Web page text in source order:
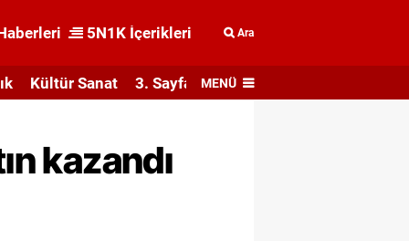
5N1K İçerikleri Ara
Kültür Sanat 3. Sayfa MENÜ
kazandı